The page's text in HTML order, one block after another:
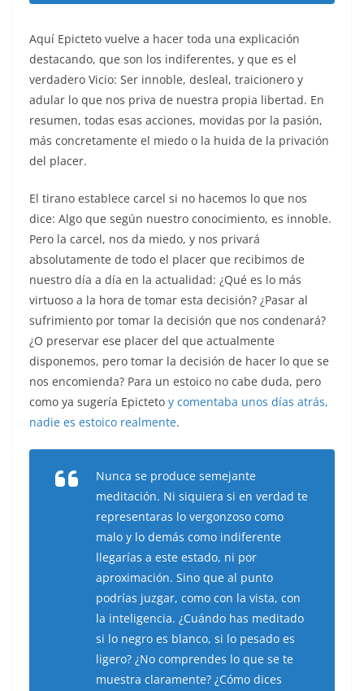
Aquí Epicteto vuelve a hacer toda una explicación
destacando, que son los indiferentes, y que es el
verdadero Vicio: Ser innoble, desleal, traicionero y
adular lo que nos priva de nuestra propia libertad. En
resumen, todas esas acciones, movidas por la pasión,
más concretamente el miedo o la huida de la privación
del placer.
El tirano establece carcel si no hacemos lo que nos
dice: Algo que según nuestro conocimiento, es innoble.
Pero la carcel, nos da miedo, y nos privará
absolutamente de todo el placer que recibimos de
nuestro día a día en la actualidad: ¿Qué es lo más
virtuoso a la hora de tomar esta decisión? ¿Pasar al
sufrimiento por tomar la decisión que nos condenará?
¿O preservar ese placer del que actualmente
disponemos, pero tomar la decisión de hacer lo que se
nos encomienda? Para un estoico no cabe duda, pero
como ya sugería Epicteto y comentaba unos días atrás,
nadie es estoico realmente.
Nunca se produce semejante
meditación. Ni siquiera si en verdad te
representaras lo vergonzoso como
malo y lo demás como indiferente
llegarías a este estado, ni por
aproximación. Sino que al punto
podrías juzgar, como con la vista, con
la inteligencia. ¿Cuándo has meditado
si lo negro es blanco, si lo pesado es
ligero? ¿No comprendes lo que se te
muestra claramente? ¿Cómo dices